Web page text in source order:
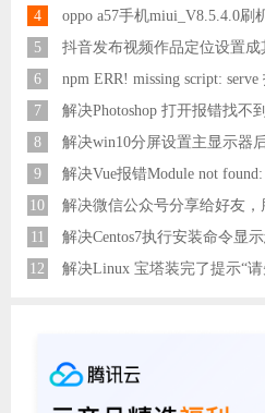
4
oppo a57手机miui_V8.5.4.0刷
5
抖音发布视频作品定位设置成
6
npm ERR! missing script:
7
解决Photoshop 打开报错找不
8
解决win10分屏设置主显示器
9
10
11
解决Centos7执行安装命令显
12
解决Linux 宝塔装完了提示“